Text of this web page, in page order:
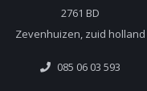
2761 BD
Zevenhuizen, zuid holland
085 06 03 593